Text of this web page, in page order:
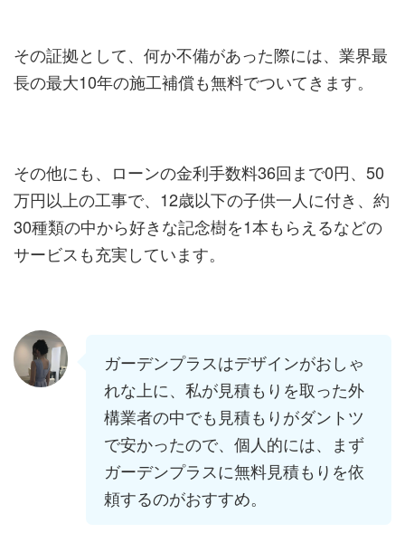
その証拠として、何か不備があった際には、業界最
長の最大10年の施工補償も無料でついてきます。
その他にも、ローンの金利手数料36回まで0円、50
万円以上の工事で、12歳以下の子供一人に付き、約
30種類の中から好きな記念樹を1本もらえるなどの
サービスも充実しています。
ガーデンプラスはデザインがおしゃ
れな上に、私が見積もりを取った外
構業者の中でも見積もりがダントツ
で安かったので、個人的には、まず
ガーデンプラスに無料見積もりを依
頼するのがおすすめ。